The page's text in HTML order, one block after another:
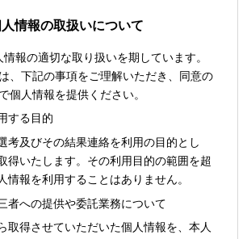
情報の取扱いについて
報の適切な取り扱いを期しています。
、下記の事項をご理解いただき、同意の
で個人情報を提供ください。
する目的
考及びその結果連絡を利用の目的とし
得いたします。その利用目的の範囲を超
情報を利用することはありません。
者への提供や委託業務について
取得させていただいた個人情報を、本人